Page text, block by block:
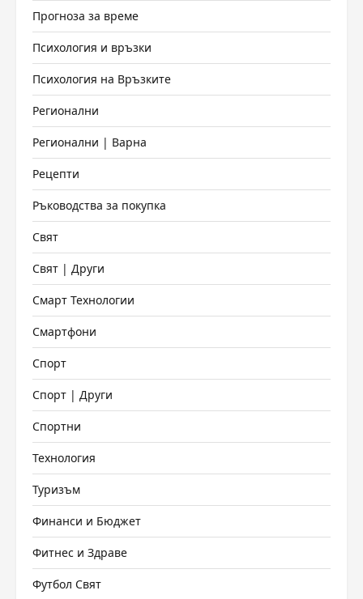
Прогноза за време
Психология и връзки
Психология на Връзките
Регионални
Регионални | Варна
Рецепти
Ръководства за покупка
Свят
Свят | Други
Смарт Технологии
Смартфони
Спорт
Спорт | Други
Спортни
Технология
Туризъм
Финанси и Бюджет
Фитнес и Здраве
Футбол Свят